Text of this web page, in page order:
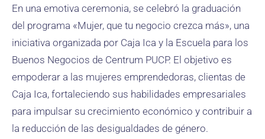
En una emotiva ceremonia, se celebró la graduación
del programa «Mujer, que tu negocio crezca más», una
iniciativa organizada por Caja Ica y la Escuela para los
Buenos Negocios de Centrum PUCP. El objetivo es
empoderar a las mujeres emprendedoras, clientas de
Caja Ica, fortaleciendo sus habilidades empresariales
para impulsar su crecimiento económico y contribuir a
la reducción de las desigualdades de género.